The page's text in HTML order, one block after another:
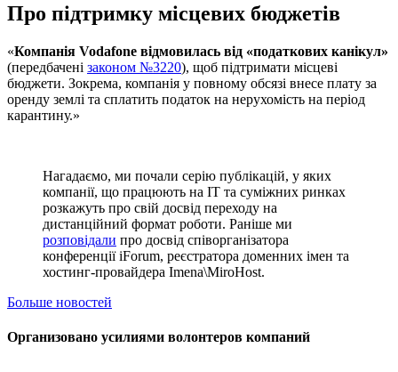
Про підтримку місцевих бюджетів
«Компанія Vodafone відмовилась від «податкових канікул»
(передбачені законом №3220), щоб підтримати місцеві
бюджети. Зокрема, компанія у повному обсязі внесе плату за
оренду землі та сплатить податок на нерухомість на період
карантину.»
Нагадаємо, ми почали серію публікацій, у яких
компанії, що працюють на ІТ та суміжних ринках
розкажуть про свій досвід переходу на
дистанційний формат роботи. Раніше ми
розповідали про досвід співорганізатора
конференції iForum, реєстратора доменних імен та
хостинг-провайдера Imena\MiroHost.
Больше новостей
Организовано усилиями волонтеров компаний